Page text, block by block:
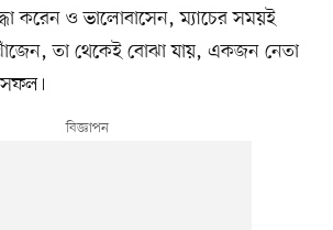
করেন ও ভালোবাসেন, ম্যাচের সময়ই
তা থেকেই বোঝা যায়, একজন নেতা
সফল।